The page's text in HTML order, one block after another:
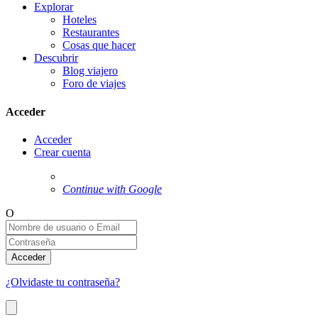
Explorar
Hoteles
Restaurantes
Cosas que hacer
Descubrir
Blog viajero
Foro de viajes
Acceder
Acceder
Crear cuenta
Continue with Google
O
Acceder
¿Olvidaste tu contraseña?